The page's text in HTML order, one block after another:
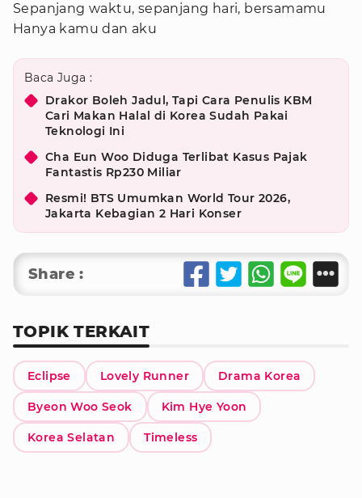
Sepanjang waktu, sepanjang hari, bersamamu
Hanya kamu dan aku
Baca Juga :
Drakor Boleh Jadul, Tapi Cara Penulis KBM
Cari Makan Halal di Korea Sudah Pakai
Teknologi Ini
Cha Eun Woo Diduga Terlibat Kasus Pajak
Fantastis Rp230 Miliar
Resmi! BTS Umumkan World Tour 2026,
Jakarta Kebagian 2 Hari Konser
Share :
TOPIK TERKAIT
Eclipse Lovely Runner Drama Korea
Byeon Woo Seok Kim Hye Yoon
Korea Selatan Timeless